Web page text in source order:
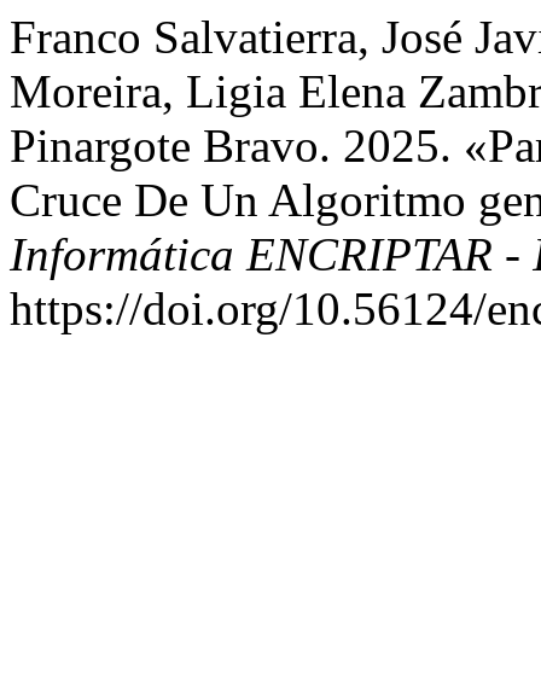
Franco Salvatierra, José
Moreira, Ligia Elena
Pinargote Bravo. 2025.
Cruce De Un Algoritmo
Informática ENCRIPTAR -
https://doi.org/10.56124/